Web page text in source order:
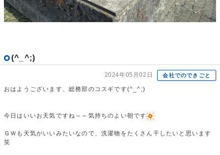
(^_^;)
2024年05月02日 会社でのできごと
おはようございます、総務部のコスギです(^_^;)
今日はいいお天気ですね～～気持ちのよい朝です
ＧＷも天気がいいみたいなので、洗濯物をたくさん干したいと思います
笑